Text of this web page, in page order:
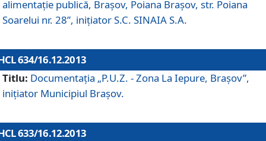
alimentaţie publică, Braşov, Poiana Braşov, str. Poiana
Soarelui nr. 28”, iniţiator S.C. SINAIA S.A.
634/16.12.2013
Titlu: Documentaţia „P.U.Z. - Zona La Iepure, Braşov”,
iniţiator Municipiul Braşov.
633/16.12.2013